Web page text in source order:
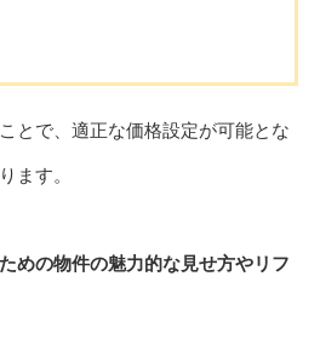
とで、適正な価格設定が可能とな
ます。
めの物件の魅力的な見せ方やリフ